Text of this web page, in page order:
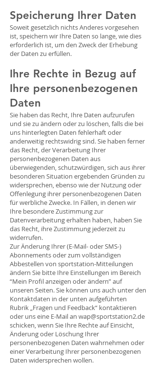
Speicherung Ihrer Daten
Soweit gesetzlich nichts Anderes vorgesehen
ist, speichern wir Ihre Daten so lange, wie dies
erforderlich ist, um den Zweck der Erhebung
der Daten zu erfüllen.
Ihre Rechte in Bezug auf
Ihre personenbezogenen
Daten
Sie haben das Recht, Ihre Daten aufzurufen
und sie zu ändern oder zu löschen, falls die bei
uns hinterlegten Daten fehlerhaft oder
anderweitig rechtswidrig sind. Sie haben ferner
das Recht, der Verarbeitung Ihrer
personenbezogenen Daten aus
überwiegenden, schutzwürdigen, sich aus ihrer
besonderen Situation ergebenden Gründen zu
widersprechen, ebenso wie der Nutzung oder
Offenlegung ihrer personenbezogenen Daten
für werbliche Zwecke. In Fällen, in denen wir
Ihre besondere Zustimmung zur
Datenverarbeitung erhalten haben, haben Sie
das Recht, ihre Zustimmung jederzeit zu
widerrufen.
Zur Änderung Ihrer (E-Mail- oder SMS-)
Abonnements oder zum vollständigen
Abbestellen von sportstation-Mitteilungen
ändern Sie bitte Ihre Einstellungen im Bereich
“Mein Profil anzeigen oder ändern” auf
unseren Seiten. Sie können uns auch unter den
Kontaktdaten in der unten aufgeführten
Rubrik „Fragen und Feedback“ kontaktieren
oder uns eine E-Mail an wap@sportstation2.de
schicken, wenn Sie Ihre Rechte auf Einsicht,
Änderung oder Löschung Ihrer
personenbezogenen Daten wahrnehmen oder
einer Verarbeitung Ihrer personenbezogenen
Daten widersprechen wollen.